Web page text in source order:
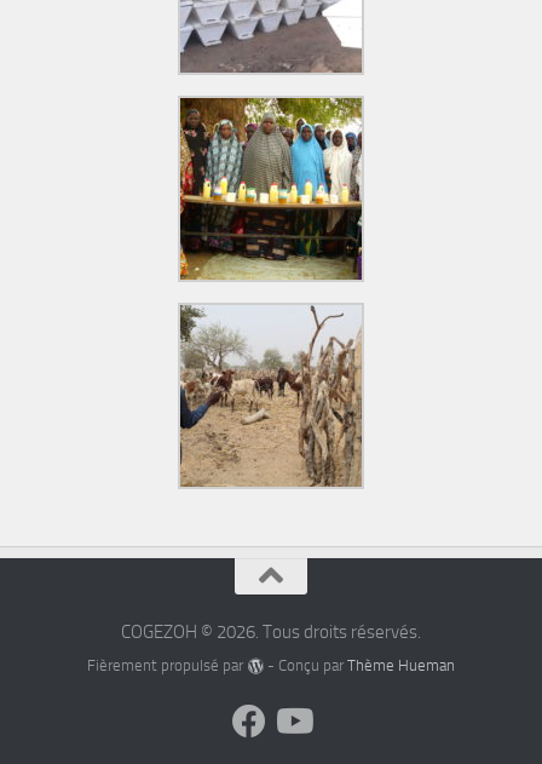
COGEZOH © 2026. Tous droits réservés.
Fièrement propulsé par - Conçu par Thème Hueman